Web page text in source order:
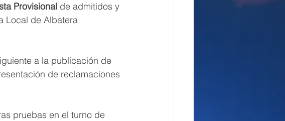
Provisional de admitidos y
Local de Albatera
a la publicación de
de reclamaciones
pruebas en el turno de